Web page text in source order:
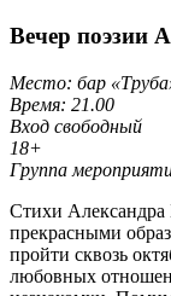
Вечер поэзии
Место: бар
Время: 21.00
Вход свободный
18+
Группа
Стихи Александра
прекрасными
пройти сквозь
любовных